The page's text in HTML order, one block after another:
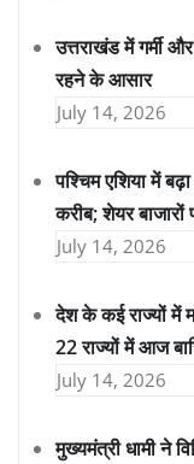
उत्तराखंड में गर्मी
रहने के आसार
July 14, 2026
पश्चिम एशिया में
करीब; शेयर
July 14, 2026
देश के कई राज्यों में
22 राज्यों में आज
July 14, 2026
मुख्यमंत्री धामी ने